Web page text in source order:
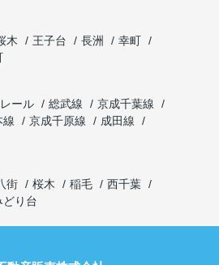
木 王子台 長洲
幸町
ール 総武線
京成千葉線
線 京成千原線
成田線
街 桜木 稲毛
西千葉
どり台